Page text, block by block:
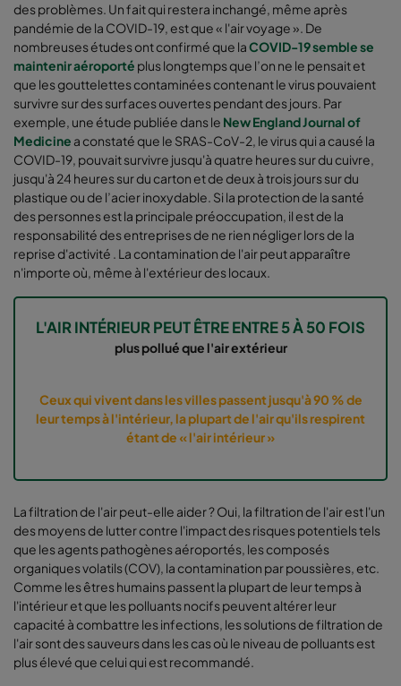
des problèmes. Un fait qui restera inchangé, même après
pandémie de la COVID-19, est que « l'air voyage ». De
nombreuses études ont confirmé que laCOVID-19 semble se
maintenir aéroporté plus longtemps que l’on ne le pensait et
que les gouttelettes contaminées contenant le virus pouvaient
survivre sur des surfaces ouvertes pendant des jours. Par
exemple, une étude publiée dans le New England Journal of
Medicine a constaté que le SRAS-CoV-2, le virus qui a causé la
COVID-19, pouvait survivre jusqu'à quatre heures sur du cuivre,
jusqu'à 24 heures sur du carton et de deux à trois jours sur du
plastique ou de l’acier inoxydable. Si la protection de la santé
des personnes est la principale préoccupation, il est de la
responsabilité des entreprises de ne rien négliger lors de la
reprise d'activité . La contamination de l'air peut apparaître
n'importe où, même à l'extérieur des locaux.
L'AIR INTÉRIEUR PEUT ÊTRE ENTRE 5 À 50 FOIS
plus pollué que l'air extérieur
Ceux qui vivent dans les villes passent jusqu'à 90 % de
leur temps à l'intérieur, la plupart de l'air qu'ils respirent
étant de « l'air intérieur »
La filtration de l'air peut-elle aider ? Oui, la filtration de l'air est l'un
des moyens de lutter contre l'impact des risques potentiels tels
que les agents pathogènes aéroportés, les composés
organiques volatils (COV), la contamination par poussières, etc.
Comme les êtres humains passent la plupart de leur temps à
l'intérieur et que les polluants nocifs peuvent altérer leur
capacité à combattre les infections, les solutions de filtration de
l'air sont des sauveurs dans les cas où le niveau de polluants est
plus élevé que celui qui est recommandé.